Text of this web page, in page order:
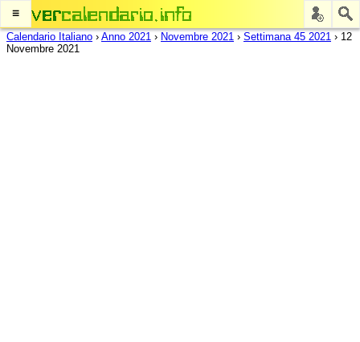
≡
Calendario Italiano › Anno 2021 › Novembre 2021 › Settimana 45 2021 › 12
Novembre 2021